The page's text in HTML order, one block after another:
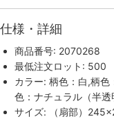
仕様・詳細
商品番号: 2070268
最低注文ロット: 500
カラー: 柄色：白,柄
色：ナチュラル（半
サイズ: （扇部）